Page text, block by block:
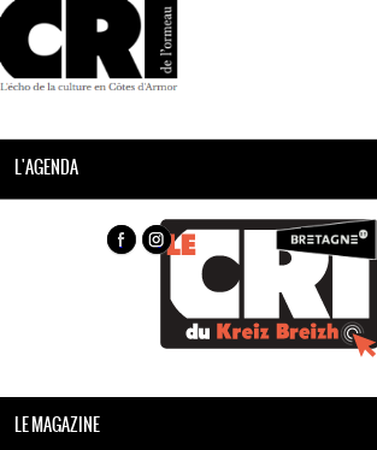
L'AGENDA
LE MAGAZINE